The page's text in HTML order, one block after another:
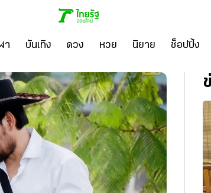
า บันเทิง ดวง หวย นิยาย ช็อปปิ้ง